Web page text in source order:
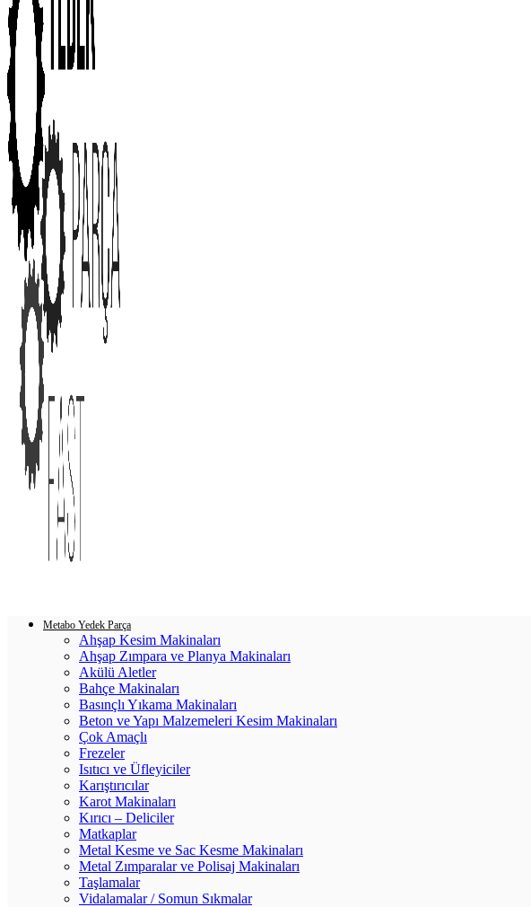
Metabo Yedek Parça
Ahşap Kesim Makinaları
Ahşap Zımpara ve Planya Makinaları
Akülü Aletler
Bahçe Makinaları
Basınçlı Yıkama Makinaları
Beton ve Yapı Malzemeleri Kesim Makinaları
Çok Amaçlı
Frezeler
Isıtıcı ve Üfleyiciler
Karıştırıcılar
Karot Makinaları
Kırıcı – Deliciler
Matkaplar
Metal Kesme ve Sac Kesme Makinaları
Metal Zımparalar ve Polisaj Makinaları
Taşlamalar
Vidalamalar / Somun Sıkmalar